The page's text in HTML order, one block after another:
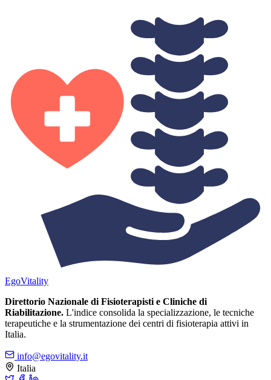
EgoVitality
Direttorio Nazionale di Fisioterapisti e Cliniche di
Riabilitazione. L'indice consolida la specializzazione, le tecniche
terapeutiche e la strumentazione dei centri di fisioterapia attivi in
Italia.
info@egovitality.it
Italia